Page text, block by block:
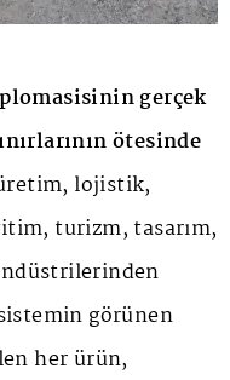
gerçek
ötesinde
lojistik,
turizm, tasarım,
görünen
her ürün,